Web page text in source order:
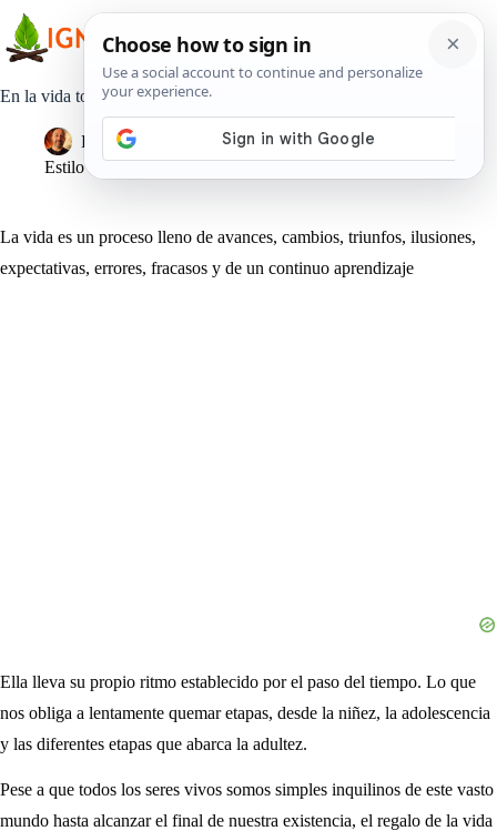
contenido
En la vida todo llega, todo pasa y todo cambia
Pedro Lisperguer
16 agosto, 2019
Estilo de Vida
La vida es un proceso lleno de avances, cambios, triunfos, ilusiones,
expectativas, errores, fracasos y de un continuo aprendizaje
Ella lleva su propio ritmo establecido por el paso del tiempo. Lo que
nos obliga a lentamente quemar etapas, desde la niñez, la adolescencia
y las diferentes etapas que abarca la adultez.
Pese a que todos los seres vivos somos simples inquilinos de este vasto
mundo hasta alcanzar el final de nuestra existencia, el regalo de la vida